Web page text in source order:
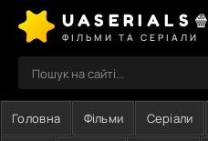
UASERIALS🍿
ФІЛЬМИ ТА СЕРІАЛИ
Головна Фільми Серіали